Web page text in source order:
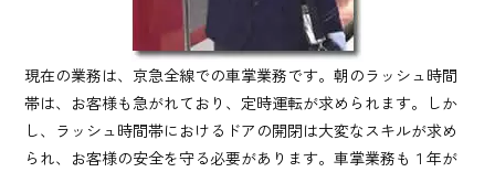
現在の業務は、京急全線での車掌業務です。朝のラッシュ時間
帯は、お客様も急がれており、定時運転が求められます。しか
し、ラッシュ時間帯におけるドアの開閉は大変なスキルが求め
られ、お客様の安全を守る必要があります。車掌業務も１年が